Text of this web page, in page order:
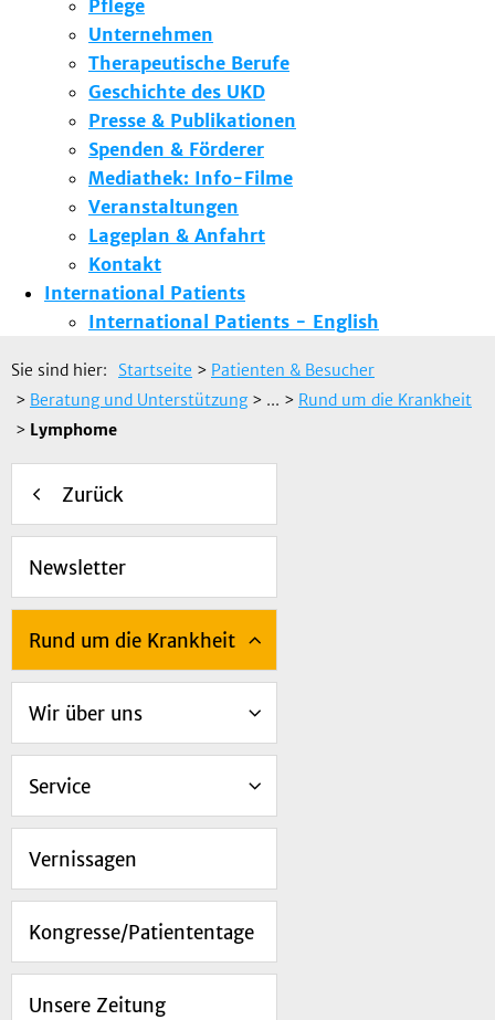
Pflege
Unternehmen
Therapeutische Berufe
Geschichte des UKD
Presse & Publikationen
Spenden & Förderer
Mediathek: Info-Filme
Veranstaltungen
Lageplan & Anfahrt
Kontakt
International Patients
International Patients - English
Sie sind hier: Startseite > Patienten & Besucher
> Beratung und Unterstützung> ... > Rund um die Krankheit
> Lymphome
Zurück
Newsletter
Rund um die Krankheit
Wir über uns
Service
Vernissagen
Kongresse/Patiententage
Unsere Zeitung